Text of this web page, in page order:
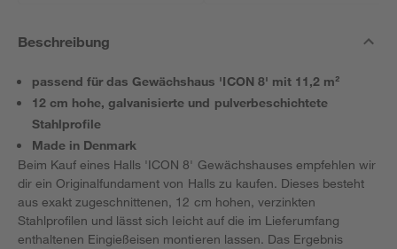
Beschreibung
passend für das Gewächshaus 'ICON 8' mit 11,2 m²
12 cm hohe, galvanisierte und pulverbeschichtete
Stahlprofile
Made in Denmark
Beim Kauf eines Halls 'ICON 8' Gewächshauses empfehlen wir
dir ein Originalfundament von Halls zu kaufen. Dieses besteht
aus exakt zugeschnittenen, 12 cm hohen, verzinkten
Stahlprofilen und lässt sich leicht auf die im Lieferumfang
enthaltenen Eingießeisen montieren lassen. Das Ergebnis